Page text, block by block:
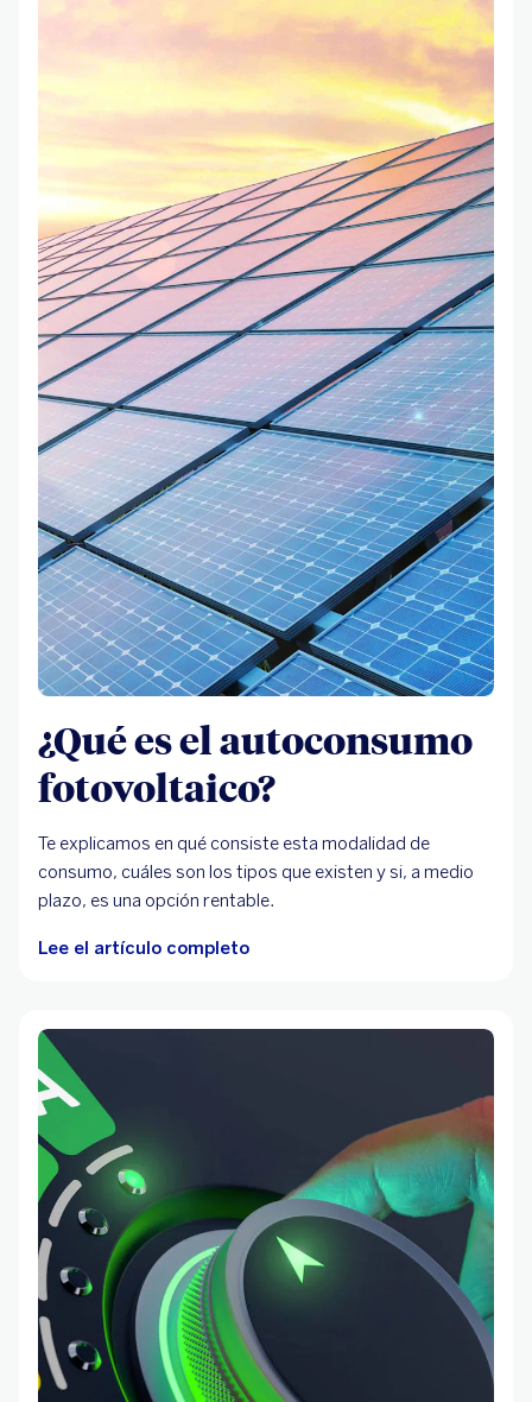
¿Qué es el autoconsumo
fotovoltaico?
Te explicamos en qué consiste esta modalidad de
consumo, cuáles son los tipos que existen y si, a medio
plazo, es una opción rentable.
Lee el artículo completo